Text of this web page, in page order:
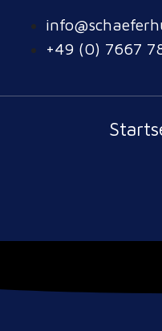
+49 (0) 7667